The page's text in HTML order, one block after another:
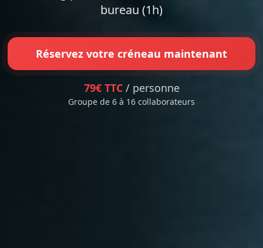
bureau (1h)
Réservez votre créneau maintenant
79€ TTC / personne
Groupe de 6 à 16 collaborateurs